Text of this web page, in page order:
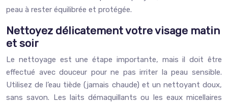
peau à rester équilibrée et protégée.
Nettoyez délicatement votre visage matin
et soir
Le nettoyage est une étape importante, mais il doit être
effectué avec douceur pour ne pas irriter la peau sensible.
Utilisez de l’eau tiède (jamais chaude) et un nettoyant doux,
sans savon. Les laits démaquillants ou les eaux micellaires